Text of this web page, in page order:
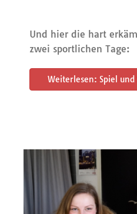
Und hier die hart
zwei sportlichen Tage:
Weiterlesen: Spiel und